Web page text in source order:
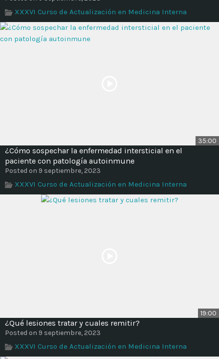
XXXVI Curso de Actualización en Medicina Interna
35:00
¿Cómo sospechar la enfermedad intersticial en el
paciente con patología autoinmune
Posted on 9 septiembre, 2023
XXXVI Curso de Actualización en Medicina Interna
19:00
¿Qué lesiones tratar y cuales remitir?
Posted on 9 septiembre, 2023
XXXVI Curso de Actualización en Medicina Interna